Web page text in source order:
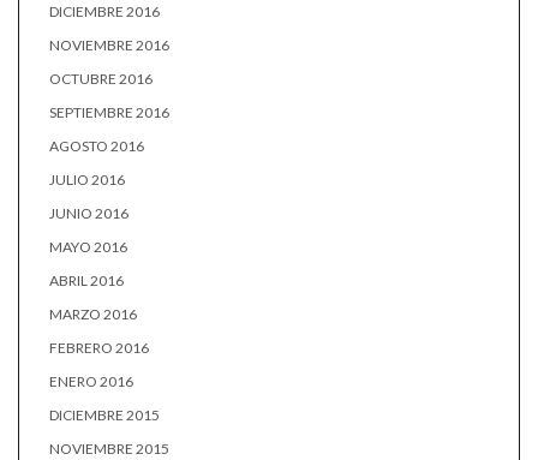
DICIEMBRE 2016
NOVIEMBRE 2016
OCTUBRE 2016
SEPTIEMBRE 2016
AGOSTO 2016
JULIO 2016
JUNIO 2016
MAYO 2016
ABRIL 2016
MARZO 2016
FEBRERO 2016
ENERO 2016
DICIEMBRE 2015
NOVIEMBRE 2015